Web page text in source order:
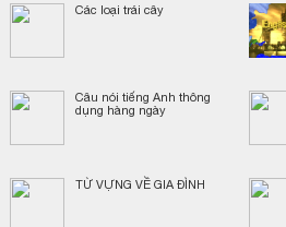
Các loại trái cây
Câu nói tiếng Anh thông
dụng hàng ngày
TỪ VỰNG VỀ GIA ĐÌNH